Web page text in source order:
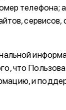
телефона;
что
и